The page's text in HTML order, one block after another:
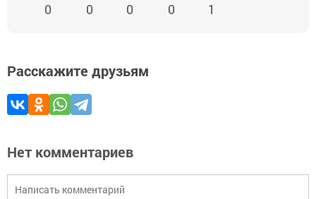
0 0 0 0 1
Расскажите друзьям
Нет комментариев